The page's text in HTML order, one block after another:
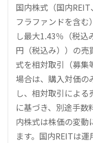
国内株式（国内
フラファンドを含
し最大1.43％（税
円（税込み））の売
式を相対取引（募集
場合は、購入対価の
し、相対取引によ
に基づき、別途手数
内株式は株価の変動
ます。国内REITは